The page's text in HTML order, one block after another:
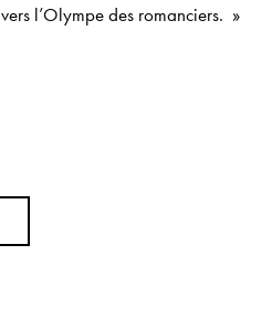
l’Olympe des romanciers. »